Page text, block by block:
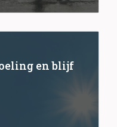
en blijf